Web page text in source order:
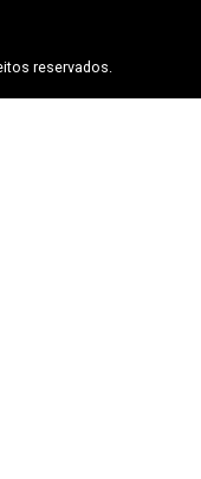
reservados.